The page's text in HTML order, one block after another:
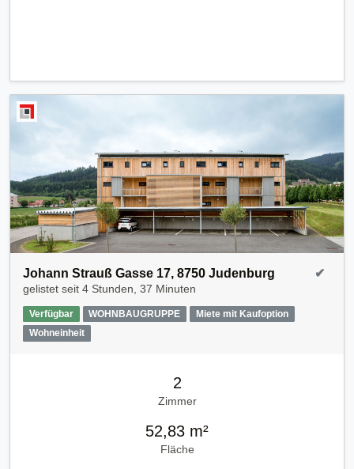
Johann Strauß Gasse 17, 8750 Judenburg
gelistet seit 4 Stunden, 37 Minuten
Verfügbar WOHNBAUGRUPPE
Miete mit Kaufoption
Wohneinheit
✔
2
Zimmer
52,83 m²
Fläche